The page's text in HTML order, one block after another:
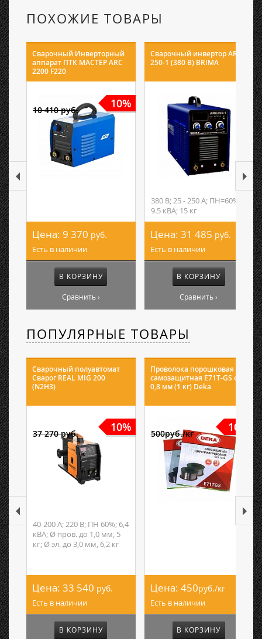
ПОХОЖИЕ ТОВАРЫ
Сварочный Инверторный
аппарат ПТК МАСТЕР ARC
2200 F220
10%
10 410 руб.
Цена: 9 370 руб.
Есть в наличии
В КОРЗИНУ
Сравнить ›
Сварочный инвертор ARC-
250-1 (380 В) BRIMA
380 В; 25 - 250 А; ПН=60%;
9.5 кВА; 15 кг
Цена: 31 485 руб.
Есть в наличии
В КОРЗИНУ
Сравнить ›
ПОПУЛЯРНЫЕ ТОВАРЫ
Сварочный полуавтомат
Сварог REAL MIG 200
(N2H3)
10%
37 270 руб.
40-200 А; 220 В; ПН 60%; 6,4
кВА; Ø пров. до 1,0 мм, 5
кг; Ø эл. до 3,0 мм, 6,2 кг
Цена: 33 540 руб.
Есть в наличии
В КОРЗИНУ
Проволока порошковая
самозащитная E71T-GS ф
0,8 мм (1 кг) Deka
10%
500руб./кг
Цена: 450руб./кг
Есть в наличии
В КОРЗИНУ